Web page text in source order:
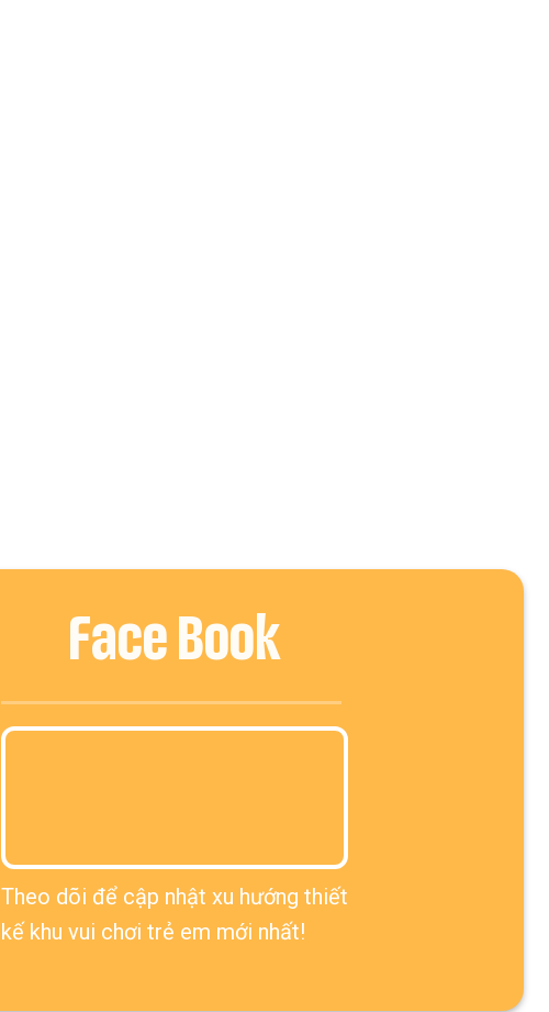
Face Book
Theo dõi để cập nhật xu hướng thiết
kế khu vui chơi trẻ em mới nhất!